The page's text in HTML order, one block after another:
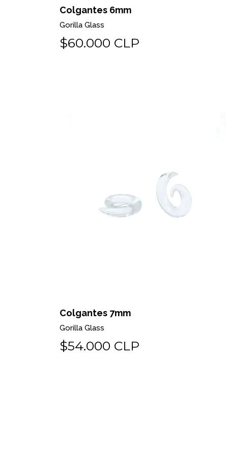
Colgantes 6mm
Gorilla Glass
$60.000 CLP
Colgantes 7mm
Gorilla Glass
$54.000 CLP